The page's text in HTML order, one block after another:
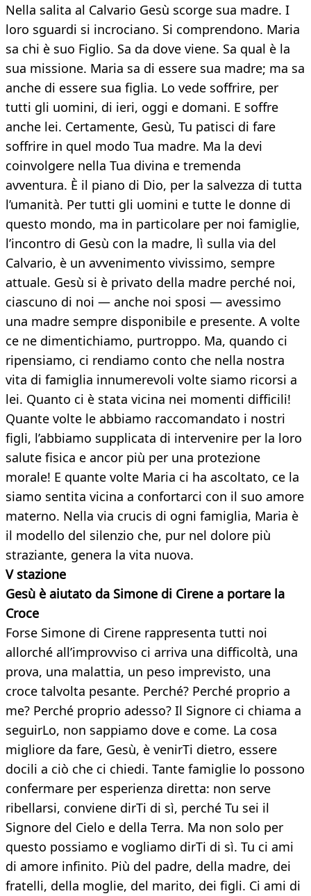
Nella salita al Calvario Gesù scorge sua madre. I
loro sguardi si incrociano. Si comprendono. Maria
sa chi è suo Figlio. Sa da dove viene. Sa qual è la
sua missione. Maria sa di essere sua madre; ma sa
anche di essere sua figlia. Lo vede soffrire, per
tutti gli uomini, di ieri, oggi e domani. E soffre
anche lei. Certamente, Gesù, Tu patisci di fare
soffrire in quel modo Tua madre. Ma la devi
coinvolgere nella Tua divina e tremenda
avventura. È il piano di Dio, per la salvezza di tutta
l’umanità. Per tutti gli uomini e tutte le donne di
questo mondo, ma in particolare per noi famiglie,
l’incontro di Gesù con la madre, lì sulla via del
Calvario, è un avvenimento vivissimo, sempre
attuale. Gesù si è privato della madre perché noi,
ciascuno di noi — anche noi sposi — avessimo
una madre sempre disponibile e presente. A volte
ce ne dimentichiamo, purtroppo. Ma, quando ci
ripensiamo, ci rendiamo conto che nella nostra
vita di famiglia innumerevoli volte siamo ricorsi a
lei. Quanto ci è stata vicina nei momenti difficili!
Quante volte le abbiamo raccomandato i nostri
figli, l’abbiamo supplicata di intervenire per la loro
salute fisica e ancor più per una protezione
morale! E quante volte Maria ci ha ascoltato, ce la
siamo sentita vicina a confortarci con il suo amore
materno. Nella via crucis di ogni famiglia, Maria è
il modello del silenzio che, pur nel dolore più
straziante, genera la vita nuova.
V stazione
Gesù è aiutato da Simone di Cirene a portare la
Croce
Forse Simone di Cirene rappresenta tutti noi
allorché all’improvviso ci arriva una difficoltà, una
prova, una malattia, un peso imprevisto, una
croce talvolta pesante. Perché? Perché proprio a
me? Perché proprio adesso? Il Signore ci chiama a
seguirLo, non sappiamo dove e come. La cosa
migliore da fare, Gesù, è venirTi dietro, essere
docili a ciò che ci chiedi. Tante famiglie lo possono
confermare per esperienza diretta: non serve
ribellarsi, conviene dirTi di sì, perché Tu sei il
Signore del Cielo e della Terra. Ma non solo per
questo possiamo e vogliamo dirTi di sì. Tu ci ami
di amore infinito. Più del padre, della madre, dei
fratelli, della moglie, del marito, dei figli. Ci ami di